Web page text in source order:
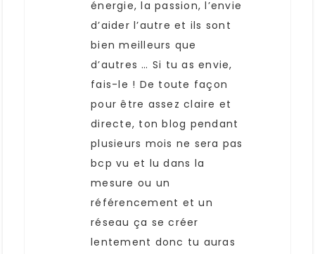
énergie, la passion, l’envie
d’aider l’autre et ils sont
bien meilleurs que
d’autres … Si tu as envie,
fais-le ! De toute façon
pour être assez claire et
directe, ton blog pendant
plusieurs mois ne sera pas
bcp vu et lu dans la
mesure ou un
référencement et un
réseau ça se créer
lentement donc tu auras